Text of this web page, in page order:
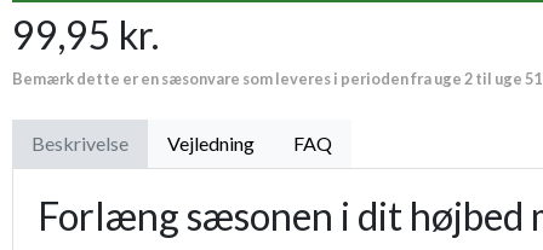
Premium læder handske Flutter
Proffesionel vandingspose 100 liter
Kent & Stowe luksus-planteskovl
Handske MaxiFlex - Ultimate
99,95 kr.
Bemærk dette er en sæsonvare som leveres i perioden fra uge 2 til uge 51
Beskrivelse Vejledning FAQ
Forlæng sæsonen i dit højbed